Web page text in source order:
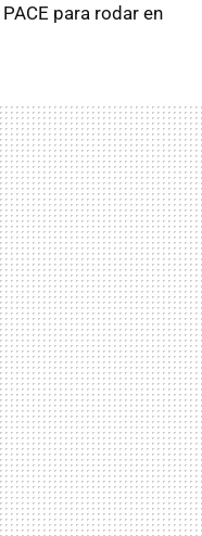
para rodar en